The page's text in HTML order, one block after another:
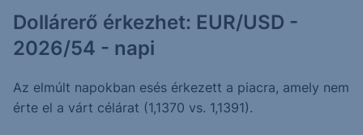
Dollárerő érkezhet: EUR/USD -
2026/54 - napi
Az elmúlt napokban esés érkezett a piacra, amely nem
érte el a várt célárat (1,1370 vs. 1,1391).